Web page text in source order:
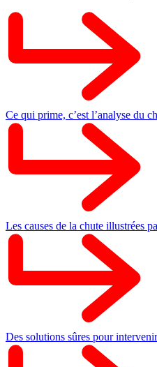
Ce qui prime, c’est l’analyse du
Les causes de la chute illustrées
Des solutions sûres pour